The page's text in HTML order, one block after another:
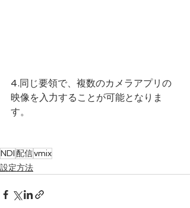
4.同じ要領で、複数のカメラアプリの
映像を入力することが可能となりま
す。
NDI配信vmix
設定方法